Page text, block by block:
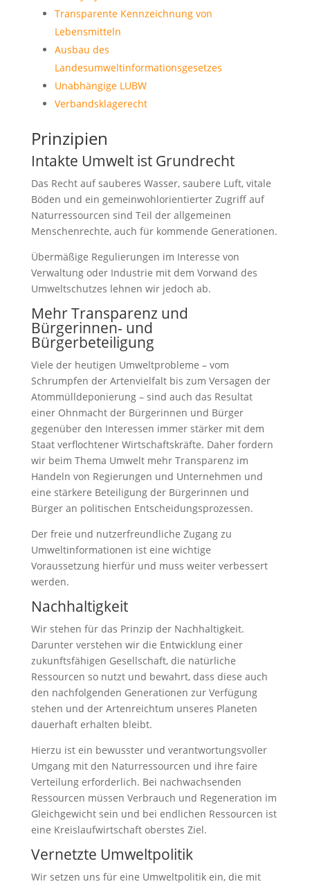
Transparente Kennzeichnung von
Lebensmitteln
Ausbau des
Landesumweltinformationsgesetzes
Unabhängige LUBW
Verbandsklagerecht
Prinzipien
Intakte Umwelt ist Grundrecht
Das Recht auf sauberes Wasser, saubere Luft, vitale
Böden und ein gemeinwohlorientierter Zugriff auf
Naturressourcen sind Teil der allgemeinen
Menschenrechte, auch für kommende Generationen.
Übermäßige Regulierungen im Interesse von
Verwaltung oder Industrie mit dem Vorwand des
Umweltschutzes lehnen wir jedoch ab.
Mehr Transparenz und
Bürgerinnen- und
Bürgerbeteiligung
Viele der heutigen Umweltprobleme – vom
Schrumpfen der Artenvielfalt bis zum Versagen der
Atommülldeponierung – sind auch das Resultat
einer Ohnmacht der Bürgerinnen und Bürger
gegenüber den Interessen immer stärker mit dem
Staat verflochtener Wirtschaftskräfte. Daher fordern
wir beim Thema Umwelt mehr Transparenz im
Handeln von Regierungen und Unternehmen und
eine stärkere Beteiligung der Bürgerinnen und
Bürger an politischen Entscheidungsprozessen.
Der freie und nutzerfreundliche Zugang zu
Umweltinformationen ist eine wichtige
Voraussetzung hierfür und muss weiter verbessert
werden.
Nachhaltigkeit
Wir stehen für das Prinzip der Nachhaltigkeit.
Darunter verstehen wir die Entwicklung einer
zukunftsfähigen Gesellschaft, die natürliche
Ressourcen so nutzt und bewahrt, dass diese auch
den nachfolgenden Generationen zur Verfügung
stehen und der Artenreichtum unseres Planeten
dauerhaft erhalten bleibt.
Hierzu ist ein bewusster und verantwortungsvoller
Umgang mit den Naturressourcen und ihre faire
Verteilung erforderlich. Bei nachwachsenden
Ressourcen müssen Verbrauch und Regeneration im
Gleichgewicht sein und bei endlichen Ressourcen ist
eine Kreislaufwirtschaft oberstes Ziel.
Vernetzte Umweltpolitik
Wir setzen uns für eine Umweltpolitik ein, die mit